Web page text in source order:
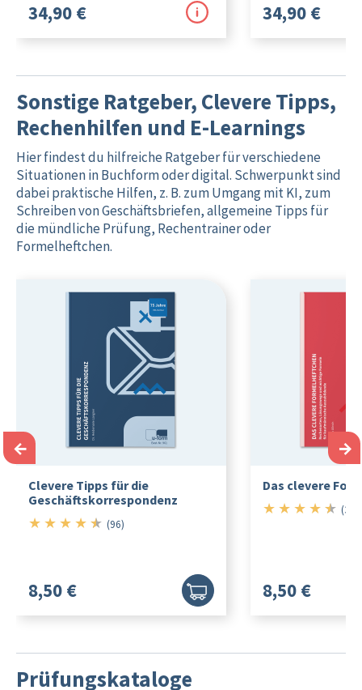
34,90 € 34,90 €
Sonstige Ratgeber, Clevere Tipps,
Rechenhilfen und E-Learnings
Hier findest du hilfreiche Ratgeber für verschiedene
Situationen in Buchform oder digital. Schwerpunkt sind
dabei praktische Hilfen, z. B. zum Umgang mit KI, zum
Schreiben von Geschäftsbriefen, allgemeine Tipps für
die mündliche Prüfung, Rechentrainer oder
Formelheftchen.
Clevere Tipps für die
Geschäftskorrespondenz
★ ★ ★ ★ ★ 4.5/5
(96)
8,50 €
Das clevere
★ ★ ★ ★ ★ 4.5/5
8,50 €
← →
Prüfungskataloge